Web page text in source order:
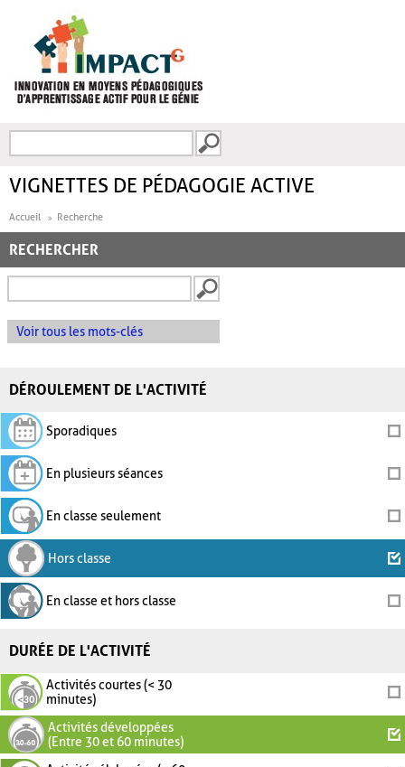
FORMULAIRE DE
VIGNETTES DE PÉDAGOGIE ACTIVE
Accueil Recherche
RECHERCHER
Voir tous les mots-clés
DÉROULEMENT DE L'ACTIVITÉ
Sporadiques
En plusieurs séances
En classe seulement
Hors classe
En classe et hors classe
DURÉE DE L'ACTIVITÉ
Activités courtes (< 30
minutes)
Activités développées
(Entre 30 et 60 minutes)